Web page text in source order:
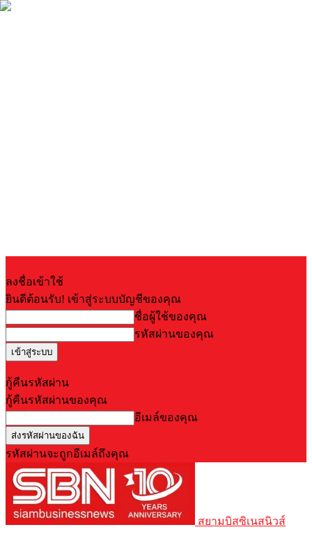
ลงชื่อเข้าใช้
ยินดีต้อนรับ! เข้าสู่ระบบบัญชีของคุณ
ชื่อผู้ใช้ของคุณ
รหัสผ่านของคุณ
กู้คืนรหัสผ่าน
กู้คืนรหัสผ่านของคุณ
อีเมล์ของคุณ
รหัสผ่านจะถูกอีเมล์ถึงคุณ
สยามบิสซิเนสนิวส์